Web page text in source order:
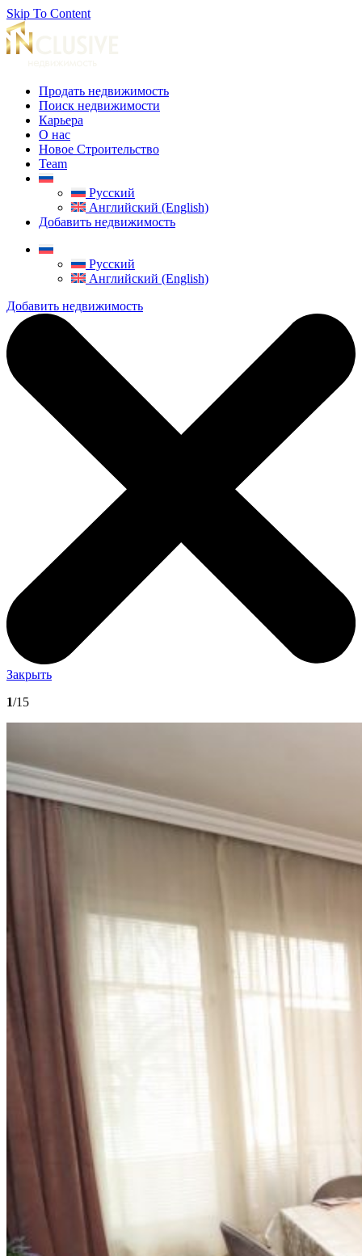
Skip To Content
Продать недвижимость
Поиск недвижимости
Карьера
О нас
Новое Строительство
Team
Русский
Английский (English)
Добавить недвижимость
Русский
Английский (English)
Добавить недвижимость
Закрыть
1/15